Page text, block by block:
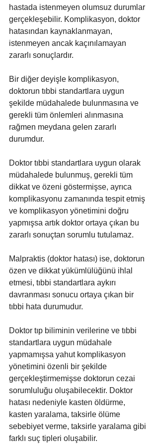
hastada istenmeyen olumsuz durumlar
gerçekleşebilir. Komplikasyon, doktor
hatasından kaynaklanmayan,
istenmeyen ancak kaçınılamayan
zararlı sonuçlardır.
Bir diğer deyişle komplikasyon,
doktorun tıbbi standartlara uygun
şekilde müdahalede bulunmasına ve
gerekli tüm önlemleri alınmasına
rağmen meydana gelen zararlı
durumdur.
Doktor tıbbi standartlara uygun olarak
müdahalede bulunmuş, gerekli tüm
dikkat ve özeni göstermişse, ayrıca
komplikasyonu zamanında tespit etmiş
ve komplikasyon yönetimini doğru
yapmışsa artık doktor ortaya çıkan bu
zararlı sonuçtan sorumlu tutulamaz.
Malpraktis (doktor hatası) ise, doktorun
özen ve dikkat yükümlülüğünü ihlal
etmesi, tıbbi standartlara aykırı
davranması sonucu ortaya çıkan bir
tıbbi hata durumudur.
Doktor tıp biliminin verilerine ve tıbbi
standartlara uygun müdahale
yapmamışsa yahut komplikasyon
yönetimini özenli bir şekilde
gerçekleştirmemişse doktorun cezai
sorumluluğu oluşabilecektir. Doktor
hatası nedeniyle kasten öldürme,
kasten yaralama, taksirle ölüme
sebebiyet verme, taksirle yaralama gibi
farklı suç tipleri oluşabilir.